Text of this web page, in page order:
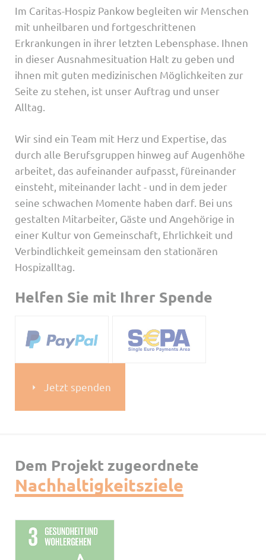
Im Caritas-Hospiz Pankow begleiten wir Menschen
mit unheilbaren und fortgeschrittenen
Erkrankungen in ihrer letzten Lebensphase. Ihnen
in dieser Ausnahmesituation Halt zu geben und
ihnen mit guten medizinischen Möglichkeiten zur
Seite zu stehen, ist unser Auftrag und unser
Alltag.
Wir sind ein Team mit Herz und Expertise, das
durch alle Berufsgruppen hinweg auf Augenhöhe
arbeitet, das aufeinander aufpasst, füreinander
einsteht, miteinander lacht - und in dem jeder
seine schwachen Momente haben darf. Bei uns
gestalten Mitarbeiter, Gäste und Angehörige in
einer Kultur von Gemeinschaft, Ehrlichkeit und
Verbindlichkeit gemeinsam den stationären
Hospizalltag.
Helfen Sie mit Ihrer Spende
Jetzt spenden
Dem Projekt zugeordnete
Nachhaltigkeitsziele